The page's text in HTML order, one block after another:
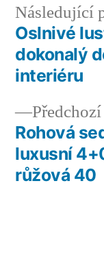
pro
Rohová
luxusní
růžová 40
Následující
Oslnivé
dokonalý
interiéru